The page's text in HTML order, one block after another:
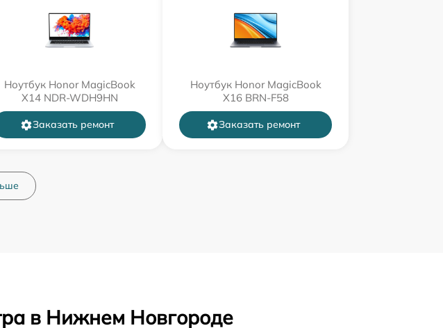
Ноутбук Honor MagicBook
X14 NDR-WDH9HN
Заказать ремонт
Ноутбук Honor MagicBook
X16 BRN-F58
Заказать ремонт
в Нижнем Новгороде